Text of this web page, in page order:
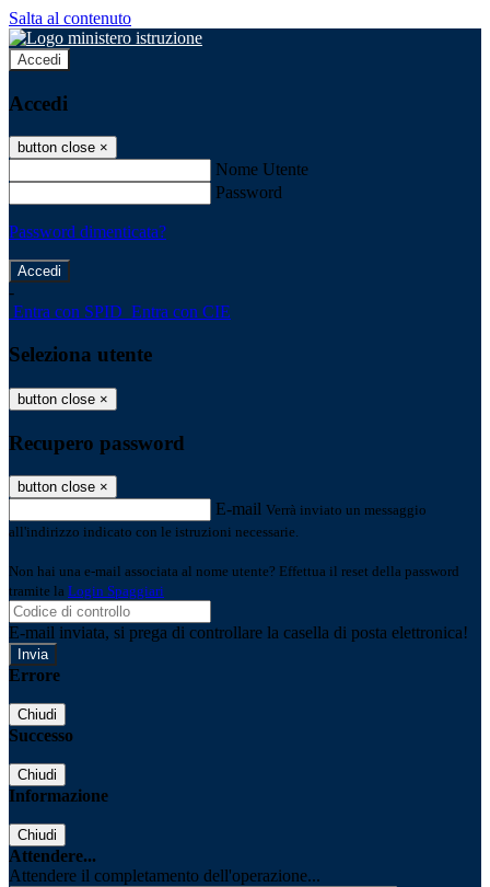
Salta al contenuto
Accedi
Accedi
button close ×
Nome Utente
Password
Password dimenticata?
-
Entra con SPID Entra con CIE
Seleziona utente
button close ×
Recupero password
button close ×
E-mail Verrà inviato un messaggio
all'indirizzo indicato con le istruzioni necessarie.
Non hai una e-mail associata al nome utente? Effettua il reset della password
tramite la Login Spaggiari
E-mail inviata, si prega di controllare la casella di posta elettronica!
Errore
Chiudi
Successo
Chiudi
Informazione
Chiudi
Attendere...
Attendere il completamento dell'operazione...